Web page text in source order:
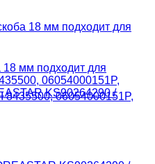
18 мм подходит для
06054000151P,
KS90264290 /